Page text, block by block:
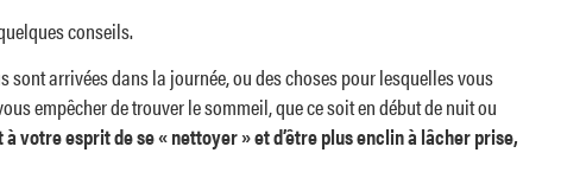
conseils.
arrivées dans la journée, ou des choses pour lesquelles vous
empêcher de trouver le sommeil, que ce soit en début de nuit ou
votre esprit de se « nettoyer » et d’être plus enclin à lâcher prise,